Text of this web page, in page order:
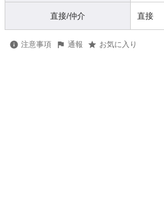
直接/仲介 直接
注意事項 通報 お気に入り